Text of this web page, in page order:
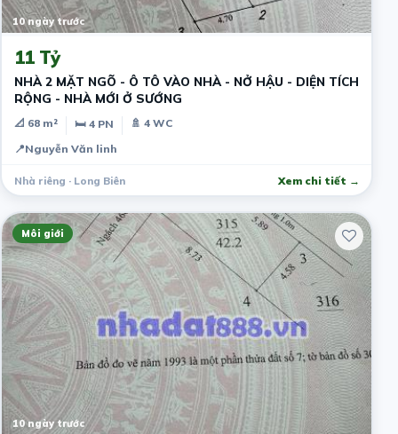
10 ngày trước
11 Tỷ
NHÀ 2 MẶT NGÕ - Ô TÔ VÀO NHÀ - NỞ HẬU - DIỆN TÍCH
RỘNG - NHÀ MỚI Ở SƯỚNG
📐 68 m² 🛏 4 PN
🚿 4 WC
📍Nguyễn Văn linh
Nhà riêng · Long Biên Xem chi tiết →
Môi giới
10 ngày trước